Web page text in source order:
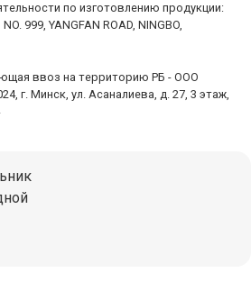
по изготовлению продукции:
999, YANGFAN ROAD, NINGBO,
ввоз на территорию РБ - ООО
г. Минск, ул. Асаналиева, д. 27, 3 этаж,